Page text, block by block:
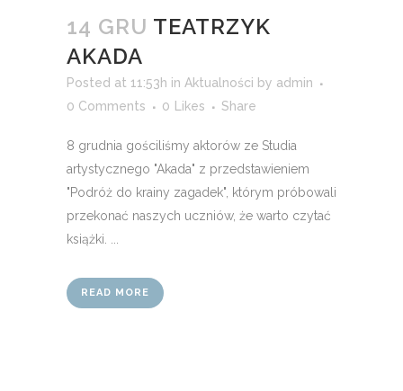
14 GRU TEATRZYK
AKADA
Posted at 11:53h in Aktualności by admin
0 Comments
0 Likes Share
8 grudnia gościliśmy aktorów ze Studia
artystycznego "Akada" z przedstawieniem
"Podróż do krainy zagadek", którym próbowali
przekonać naszych uczniów, że warto czytać
książki. ...
READ MORE